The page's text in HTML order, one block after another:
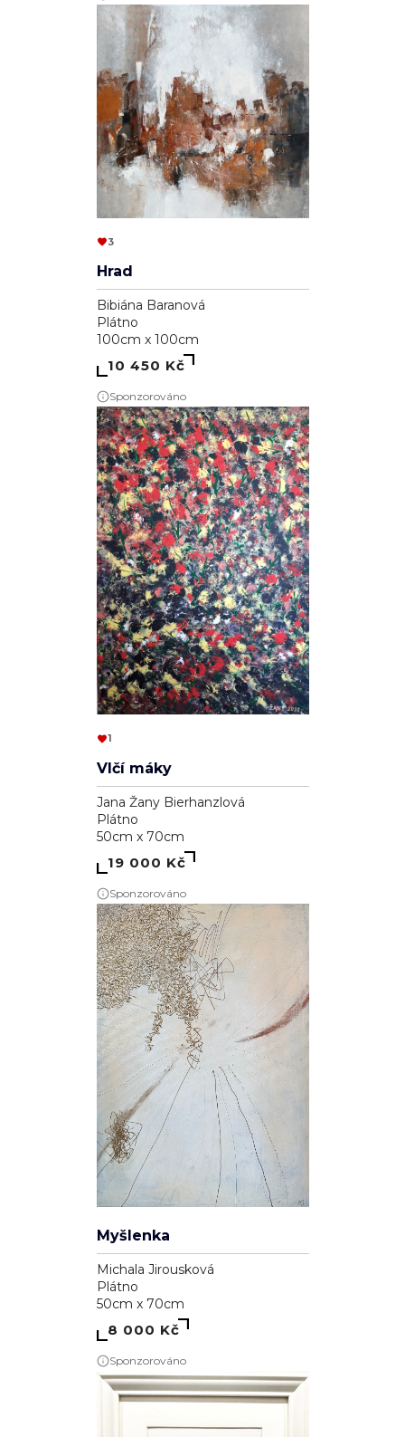
3
Hrad
Bibiána Baranová
Plátno
100cm x 100cm
10 450 Kč
Sponzorováno
1
Vlčí máky
Jana Žany Bierhanzlová
Plátno
50cm x 70cm
19 000 Kč
Sponzorováno
Myšlenka
Michala Jirousková
Plátno
50cm x 70cm
8 000 Kč
Sponzorováno